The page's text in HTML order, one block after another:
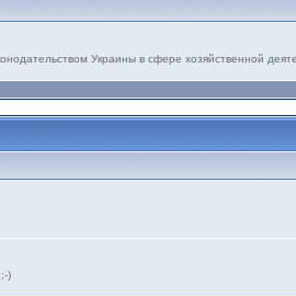
Украины в сфере хозяйственной
)